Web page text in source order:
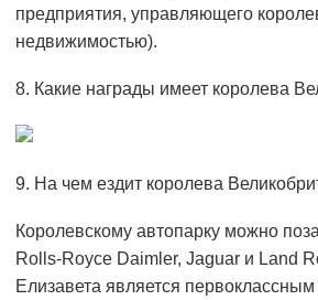
предприятия, управляющего
недвижимостью).
8. Какие награды имеет королева
9. На чем ездит королева
Королевскому автопарку можно
Rolls-Royce Daimler, Jaguar и Land
Елизавета является